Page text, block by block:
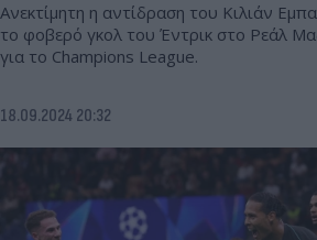
Ανεκτίμητη η αντίδραση του Κιλιάν
το φοβερό γκολ του Έντρικ στο Ρεάλ
για το Champions League.
18.09.2024 20:32